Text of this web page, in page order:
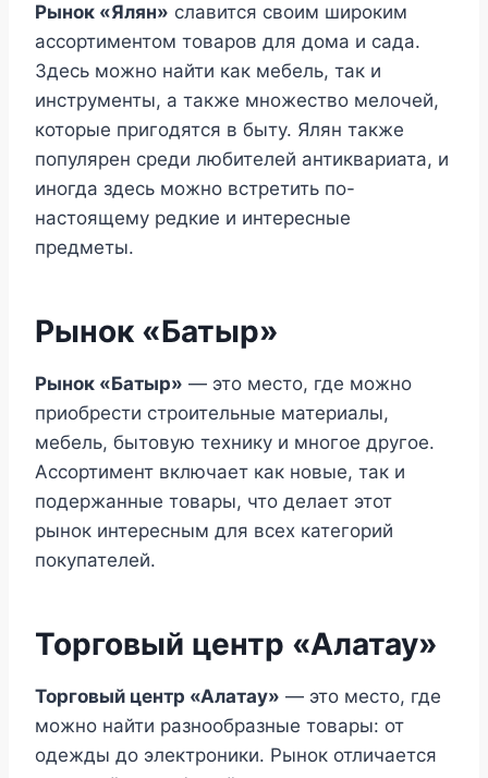
Рынок «Ялян» славится своим широким
ассортиментом товаров для дома и сада.
Здесь можно найти как мебель, так и
инструменты, а также множество мелочей,
которые пригодятся в быту. Ялян также
популярен среди любителей антиквариата, и
иногда здесь можно встретить по-
настоящему редкие и интересные
предметы.
Рынок «Батыр»
Рынок «Батыр» — это место, где можно
приобрести строительные материалы,
мебель, бытовую технику и многое другое.
Ассортимент включает как новые, так и
подержанные товары, что делает этот
рынок интересным для всех категорий
покупателей.
Торговый центр «Алатау»
Торговый центр «Алатау» — это место, где
можно найти разнообразные товары: от
одежды до электроники. Рынок отличается